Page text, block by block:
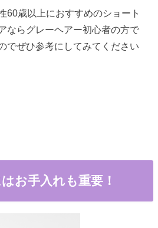
60歳以上におすすめのショート
ならグレーヘアー初心者の方で
でぜひ参考にしてみてください
お手入れも重要！